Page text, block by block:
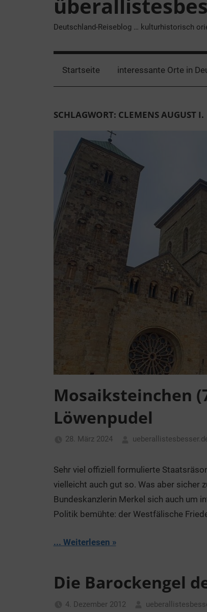
Deutschland-Reiseblog … kulturhistorisch
Startseite interessante Orte in
SCHLAGWORT: CLEMENS AUGUST I.
Mosaiksteinchen
Löwenpudel
28. März 2024
Sehr viel offiziell formulierte
vielleicht auch gut so. Was aber sicher
Bundeskanzlerin Merkel sich auch um
Politik bemühte: der Westfälische
... Weiterlesen
Die Barockengel
4. Dezember 2012